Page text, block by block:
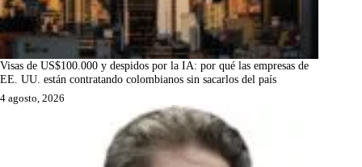
Visas de US$100.000 y despidos por la IA: por qué las empresas de
EE. UU. están contratando colombianos sin sacarlos del país
4 agosto, 2026